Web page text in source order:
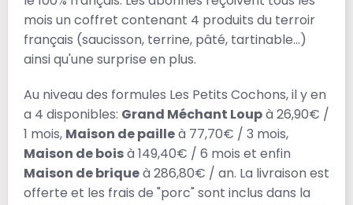
mois un coffret contenant 4 produits du terroir
français (saucisson, terrine, pâté, tartinable...)
ainsi qu'une surprise en plus.
Au niveau des formules Les Petits Cochons, il y en
a 4 disponibles: Grand Méchant Loupà 26,90€ /
1 mois, Maison de pailleà 77,70€ / 3 mois,
Maison de boisà 149,40€ / 6 mois et enfin
Maison de briqueà 286,80€ / an. La livraison est
offerte et les frais de "porc" sont inclus dans la